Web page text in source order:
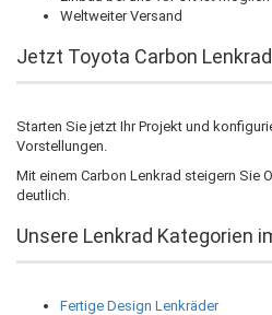
Weltweiter Versand
Jetzt Toyota Carbon
Starten Sie jetzt Ihr Projekt und
Vorstellungen.
Mit einem Carbon Lenkrad steigern Sie
deutlich.
Unsere Lenkrad Kategorien
Fertige Design Lenkräder